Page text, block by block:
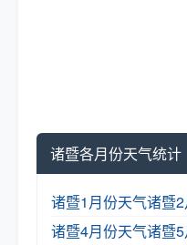
诸暨各月份天气统计
诸暨1月份天气诸暨
诸暨4月份天气诸暨